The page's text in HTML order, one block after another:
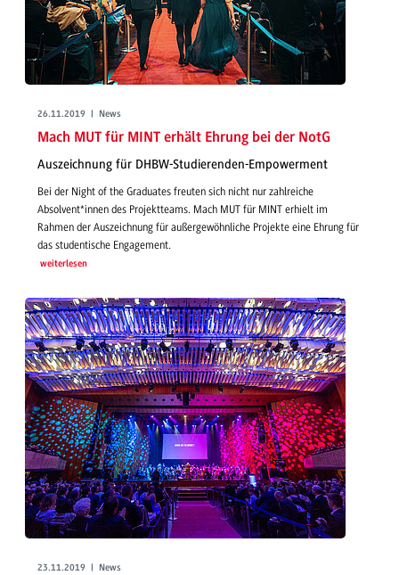
26.11.2019 | News
Mach MUT für MINT erhält Ehrung bei der NotG
Auszeichnung für DHBW-Studierenden-Empowerment
Bei der Night of the Graduates freuten sich nicht nur zahlreiche
Absolvent*innen des Projektteams. Mach MUT für MINT erhielt im
Rahmen der Auszeichnung für außergewöhnliche Projekte eine Ehrung für
das studentische Engagement.
weiterlesen
23.11.2019 | News